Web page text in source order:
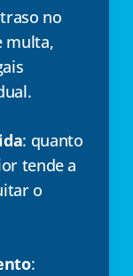
no
multa,
: quanto
tende a
o
: